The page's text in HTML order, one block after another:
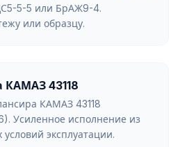
5-5 или БрАЖ9-4.
или образцу.
КАМАЗ 43118
КАМАЗ 43118
Усиленное исполнение из
эксплуатации.